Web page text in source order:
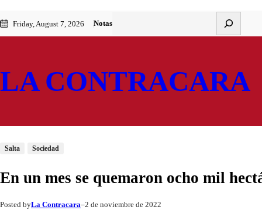
al
contenido
to
content
Friday, August 7, 2026 Notas
LA CONTRACARA
Salta Sociedad
En un mes se quemaron ocho mil
Posted byLa Contracara–2 de noviembre de 2022